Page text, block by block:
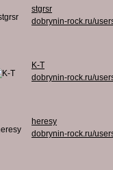
stgrsr
dobrynin-rock.ru/
K-T
dobrynin-rock.ru/
heresy
dobrynin-rock.ru/